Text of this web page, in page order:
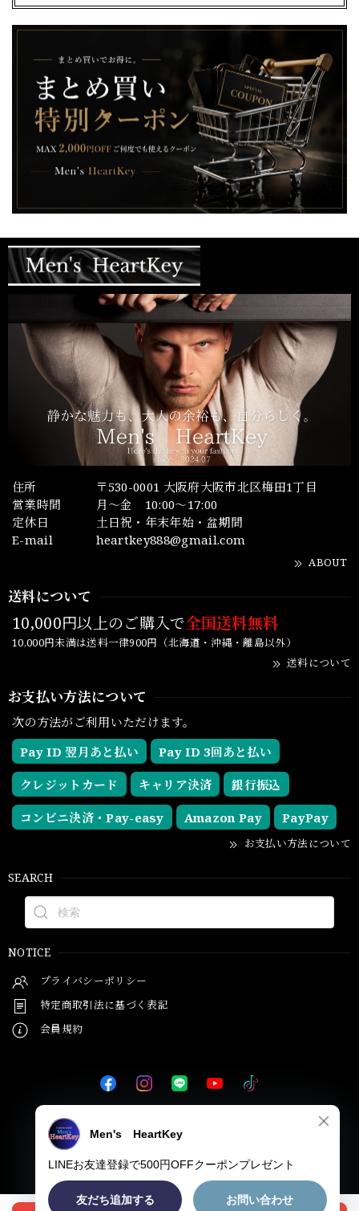
住所
〒530-0001 大阪府大阪市北区梅田1丁目
営業時間
月～金 10:00～17:00
定休日
土日祝・年末年始・盆期間
E-mail
heartkey888@gmail.com
ABOUT
送料について
10,000円以上のご購入で全国送料無料
10,000円未満は送料一律900円（北海道・沖縄・離島以外）
送料について
お支払い方法について
次の方法がご利用いただけます。
Pay ID 翌月あと払い
Pay ID 3回あと払い
クレジットカード キャリア決済 銀行振込
コンビニ決済・Pay-easy Amazon Pay PayPay
お支払い方法について
SEARCH
NOTICE
プライバシーポリシー
特定商取引法に基づく表記
会員規約
© Men's HeartKey